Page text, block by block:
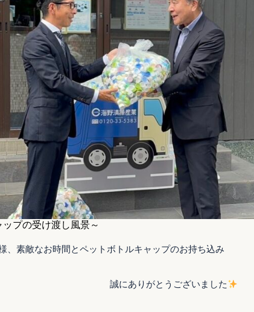
プの受け渡し風景～
、素敵なお時間とペットボトルキャップのお持ち込み
誠にありがとうございました